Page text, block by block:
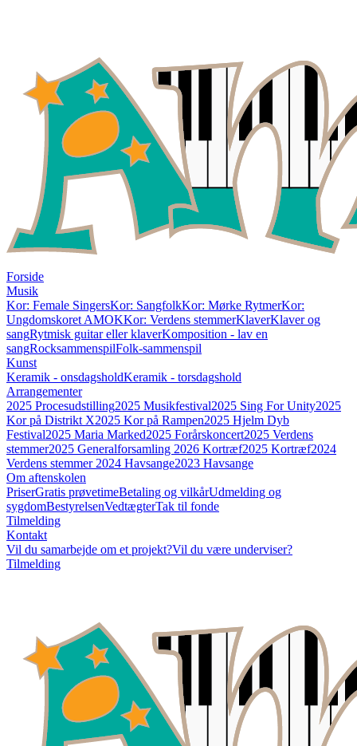
Forside
Musik
Kor: Female SingersKor: SangfolkKor: Mørke RytmerKor:
Ungdomskoret AMOKKor: Verdens stemmerKlaverKlaver og
sangRytmisk guitar eller klaverKomposition - lav en
sangRocksammenspilFolk-sammenspil
Kunst
Keramik - onsdagsholdKeramik - torsdagshold
Arrangementer
2025 Procesudstilling2025 Musikfestival2025 Sing For Unity2025
Kor på Distrikt X2025 Kor på Rampen2025 Hjelm Dyb
Festival2025 Maria Marked2025 Forårskoncert2025 Verdens
stemmer2025 Generalforsamling 2026 Kortræf2025 Kortræf2024
Verdens stemmer 2024 Havsange2023 Havsange
Om aftenskolen
PriserGratis prøvetimeBetaling og vilkårUdmelding og
sygdomBestyrelsenVedtægterTak til fonde
Tilmelding
Kontakt
Vil du samarbejde om et projekt?Vil du være underviser?
Tilmelding